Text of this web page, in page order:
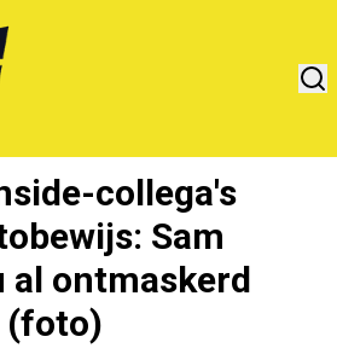
collega's
Sam
al ontmaskerd
(foto)